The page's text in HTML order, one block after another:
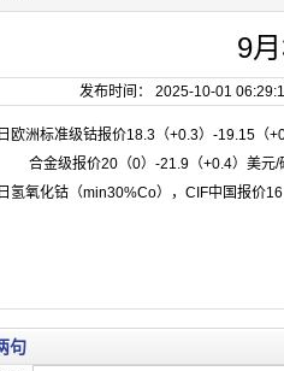
9
发布时间： 2025-10-01
欧洲标准级钴报价18.3（+0.3）-19.15（
报价20（0）-21.9（+0.4）美元/
氢氧化钴（min30%Co），CIF中国报价
句